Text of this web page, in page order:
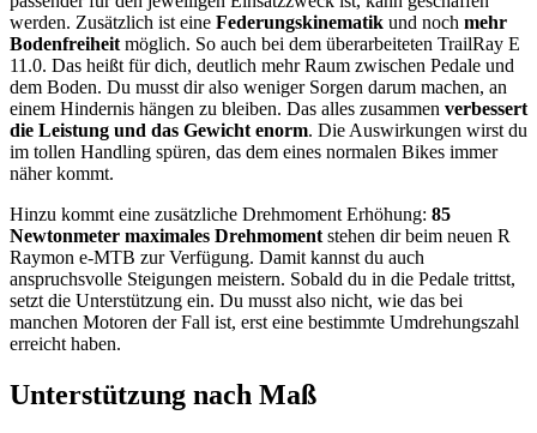
werden. Zusätzlich ist eine Federungskinematik und noch mehr
Bodenfreiheit möglich. So auch bei dem überarbeiteten TrailRay E
11.0. Das heißt für dich, deutlich mehr Raum zwischen Pedale und
dem Boden. Du musst dir also weniger Sorgen darum machen, an
einem Hindernis hängen zu bleiben. Das alles zusammen verbessert
die Leistung und das Gewicht enorm. Die Auswirkungen wirst du
im tollen Handling spüren, das dem eines normalen Bikes immer
näher kommt.
Hinzu kommt eine zusätzliche Drehmoment Erhöhung: 85
Newtonmeter maximales Drehmoment stehen dir beim neuen R
Raymon e-MTB zur Verfügung. Damit kannst du auch
anspruchsvolle Steigungen meistern. Sobald du in die Pedale trittst,
setzt die Unterstützung ein. Du musst also nicht, wie das bei
manchen Motoren der Fall ist, erst eine bestimmte Umdrehungszahl
erreicht haben.
Unterstützung nach Maß